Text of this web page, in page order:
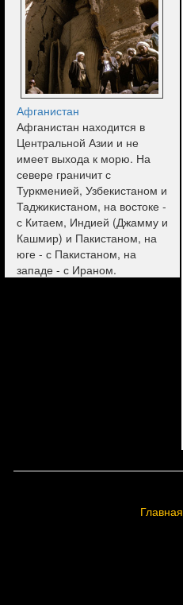
Афганистан
Афганистан находится в
Центральной Азии и не
имеет выхода к морю. На
севере граничит с
Туркменией, Узбекистаном и
Таджикистаном, на востоке -
с Китаем, Индией (Джамму и
Кашмир) и Пакистаном, на
юге - с Пакистаном, на
западе - с Ираном.
Главная